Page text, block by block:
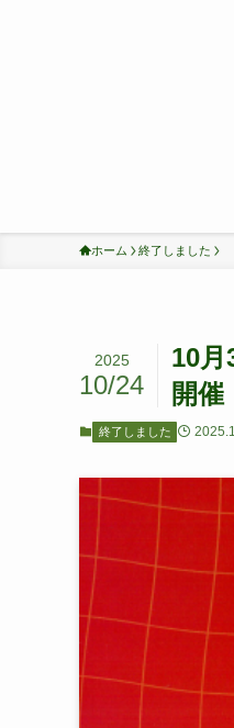
ホーム 終了しました
10月
開催
2025
10/24
終了しました